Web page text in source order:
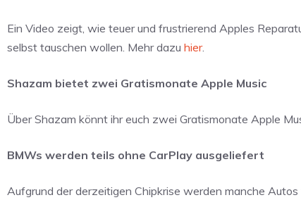
Ein Video zeigt, wie teuer und frustrierend Apples
selbst tauschen wollen. Mehr dazu hier.
Shazam bietet zwei Gratismonate Apple Music
Über Shazam könnt ihr euch zwei Gratismonate Apple
BMWs werden teils ohne CarPlay ausgeliefert
Aufgrund der derzeitigen Chipkrise werden manche